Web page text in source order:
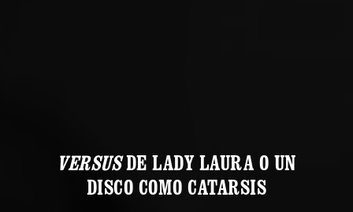
VERSUSDE LADY LAURA O UN
DISCO COMO CATARSIS